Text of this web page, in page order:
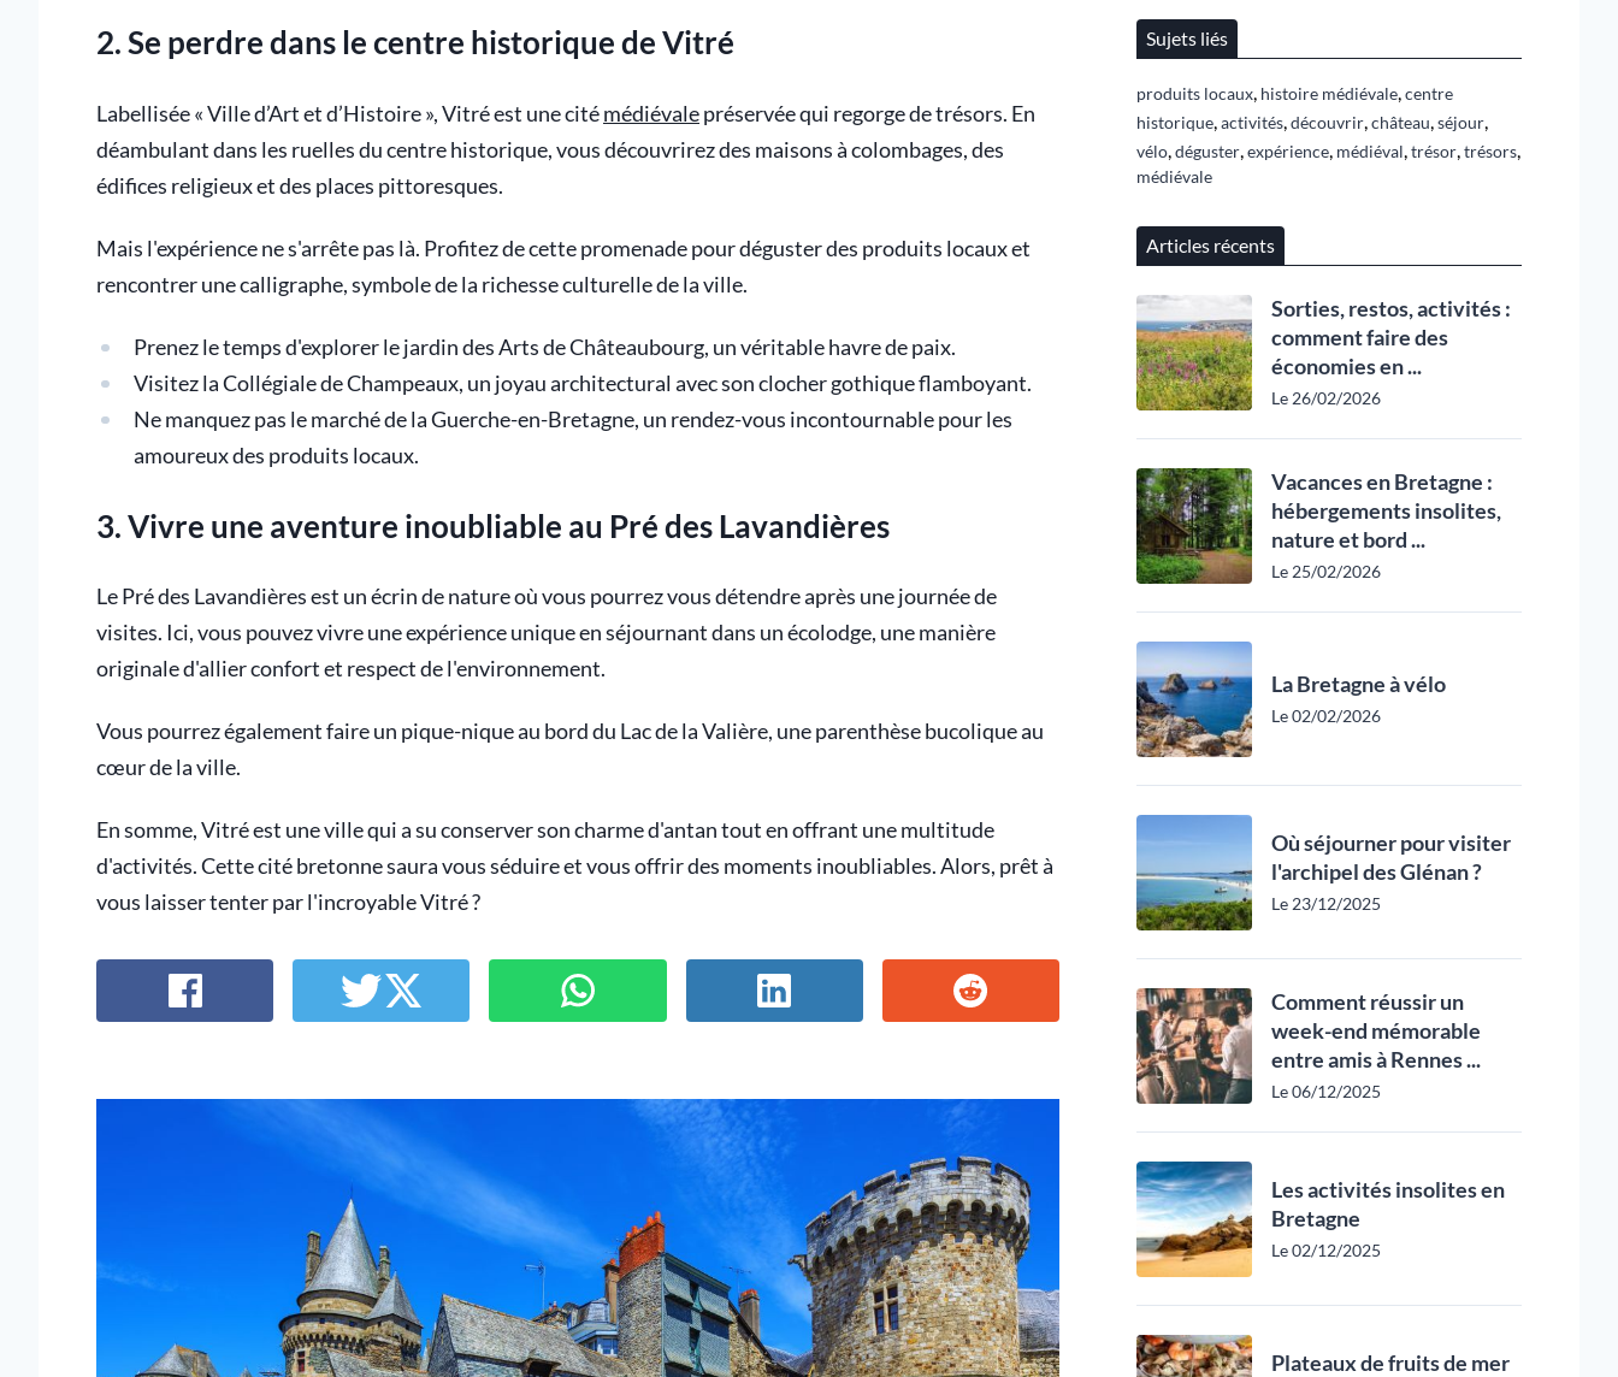
2. Se perdre dans le centre historique de Vitré
Labellisée « Ville d’Art et d’Histoire », Vitré est une citémédiévalepréservée qui regorge de trésors. En
déambulant dans les ruelles du centre historique, vous découvrirez des maisons à colombages, des
édifices religieux et des places pittoresques.
Mais l'expérience ne s'arrête pas là. Profitez de cette promenade pour déguster des produits locaux et
rencontrer une calligraphe, symbole de la richesse culturelle de la ville.
Prenez le temps d'explorer le jardin des Arts de Châteaubourg, un véritable havre de paix.
Visitez la Collégiale de Champeaux, un joyau architectural avec son clocher gothique flamboyant.
Ne manquez pas le marché de la Guerche-en-Bretagne, un rendez-vous incontournable pour les
amoureux des produits locaux.
3. Vivre une aventure inoubliable au Pré des Lavandières
Le Pré des Lavandières est un écrin de nature où vous pourrez vous détendre après une journée de
visites. Ici, vous pouvez vivre une expérience unique en séjournant dans un écolodge, une manière
originale d'allier confort et respect de l'environnement.
Vous pourrez également faire un pique-nique au bord du Lac de la Valière, une parenthèse bucolique au
cœur de la ville.
En somme, Vitré est une ville qui a su conserver son charme d'antan tout en offrant une multitude
d'activités. Cette cité bretonne saura vous séduire et vous offrir des moments inoubliables. Alors, prêt à
vous laisser tenter par l'incroyable Vitré ?
Sujets liés
produits locaux, histoire médiévale,centre
historique,activités,découvrir,château,séjour,
vélo,déguster,expérience, médiéval,trésor,trésors,
médiévale
Articles récents
Sorties, restos, activités :
comment faire des
économies en ...
Le 26/02/2026
Vacances en Bretagne :
hébergements insolites,
nature et bord ...
Le 25/02/2026
La Bretagne à vélo
Le 02/02/2026
Où séjourner pour visiter
l'archipel des Glénan ?
Le 23/12/2025
Comment réussir un
week-end mémorable
entre amis à Rennes ...
Le 06/12/2025
Les activités insolites en
Bretagne
Le 02/12/2025
Plateaux de fruits de mer